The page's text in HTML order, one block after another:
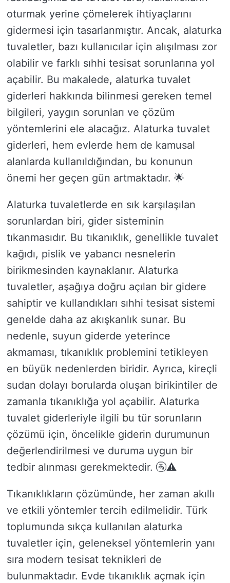
oturmak yerine çömelerek ihtiyaçlarını
gidermesi için tasarlanmıştır. Ancak, alaturka
tuvaletler, bazı kullanıcılar için alışılması zor
olabilir ve farklı sıhhi tesisat sorunlarına yol
açabilir. Bu makalede, alaturka tuvalet
giderleri hakkında bilinmesi gereken temel
bilgileri, yaygın sorunları ve çözüm
yöntemlerini ele alacağız. Alaturka tuvalet
giderleri, hem evlerde hem de kamusal
alanlarda kullanıldığından, bu konunun
önemi her geçen gün artmaktadır. 🌟
Alaturka tuvaletlerde en sık karşılaşılan
sorunlardan biri, gider sisteminin
tıkanmasıdır. Bu tıkanıklık, genellikle tuvalet
kağıdı, pislik ve yabancı nesnelerin
birikmesinden kaynaklanır. Alaturka
tuvaletler, aşağıya doğru açılan bir gidere
sahiptir ve kullandıkları sıhhi tesisat sistemi
genelde daha az akışkanlık sunar. Bu
nedenle, suyun giderde yeterince
akmaması, tıkanıklık problemini tetikleyen
en büyük nedenlerden biridir. Ayrıca, kireçli
sudan dolayı borularda oluşan birikintiler de
zamanla tıkanıklığa yol açabilir. Alaturka
tuvalet giderleriyle ilgili bu tür sorunların
çözümü için, öncelikle giderin durumunun
değerlendirilmesi ve duruma uygun bir
tedbir alınması gerekmektedir. 🚰⚠️
Tıkanıklıkların çözümünde, her zaman akıllı
ve etkili yöntemler tercih edilmelidir. Türk
toplumunda sıkça kullanılan alaturka
tuvaletler için, geleneksel yöntemlerin yanı
sıra modern tesisat teknikleri de
bulunmaktadır. Evde tıkanıklık açmak için